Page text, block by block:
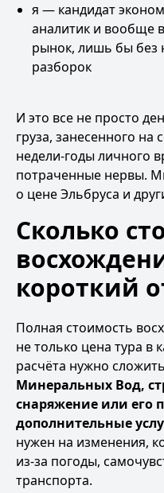
я — кандидат
аналитик и вообще
рынок, лишь бы без
разборок
И это все не просто
груза, занесенного на
недели-годы личного
потраченные нервы.
о цене Эльбруса и
Сколько
короткий
Полная стоимость
не только цена тура в
расчёта нужно сложить
Минеральных Вод,
снаряжение или его
дополнительные
нужен на изменения,
из-за погоды,
транспорта.